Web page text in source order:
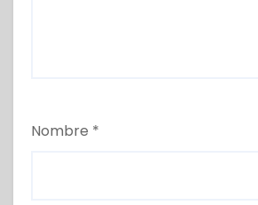
Nombre *